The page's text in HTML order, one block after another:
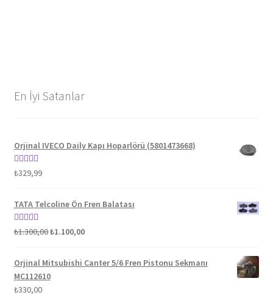
En İyi Satanlar
Orjinal IVECO Daily Kapı Hoparlörü (5801473668)
5 üzerinden
₺329,99
TATA Telcoline Ön Fren Balatası
5 üzerinden
₺1.300,00Orijinal
₺1.300,00.
₺1.100,00Şu
fiyat:
Orjinal Mitsubishi Canter 5/6 Fren Pistonu Sekmanı
MC112610
₺330,00